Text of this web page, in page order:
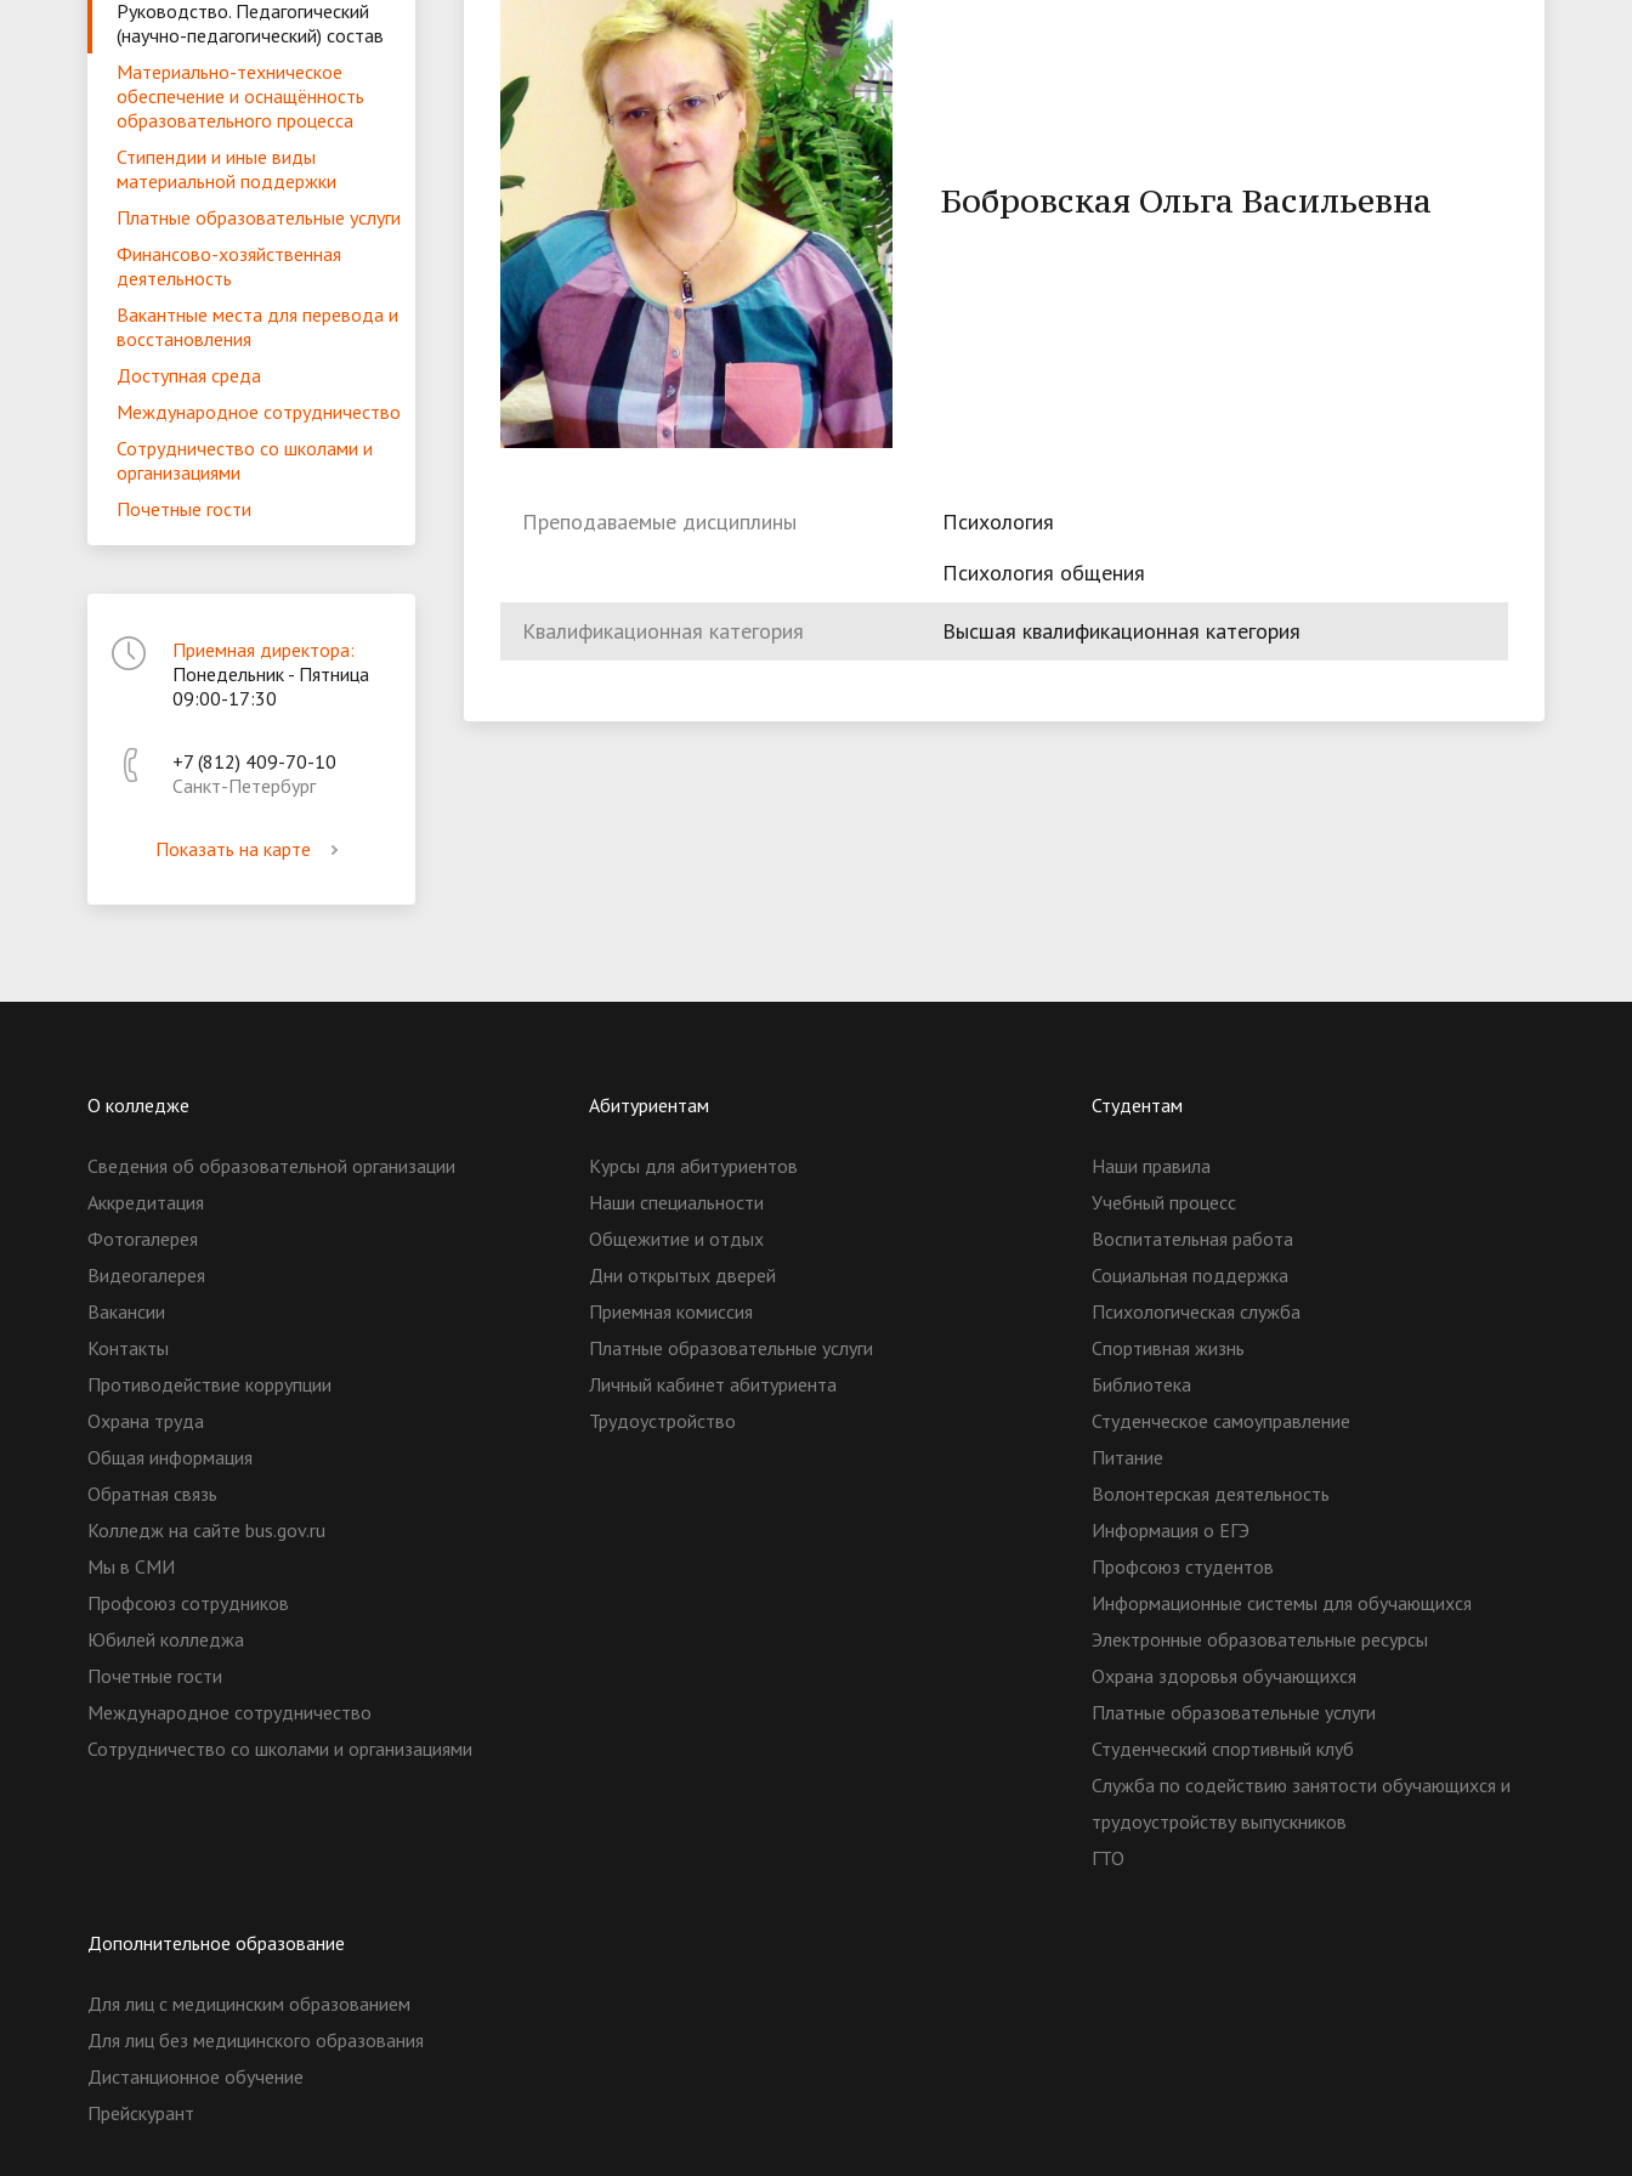
организациями
ГТО
Руководство. Педагогический
(научно-педагогический) состав
Материально-техническое
обеспечение и оснащённость
образовательного процесса
Стипендии и иные виды
материальной поддержки
Платные образовательные услуги
Финансово-хозяйственная
деятельность
Вакантные места для перевода и
восстановления
Доступная среда
Международное сотрудничество
Сотрудничество со школами и
организациями
Почетные гости
Приемная директора:
Понедельник - Пятница
09:00-17:30
+7 (812) 409-70-10
Санкт-Петербург
Показать на карте
Бобровская Ольга Васильевна
Преподаваемые дисциплины
Психология
Психология общения
Квалификационная категория Высшая квалификационная категория
О колледже
Сведения об образовательной организации
Аккредитация
Фотогалерея
Видеогалерея
Вакансии
Контакты
Противодействие коррупции
Охрана труда
Общая информация
Обратная связь
Колледж на сайте bus.gov.ru
Мы в СМИ
Профсоюз сотрудников
Юбилей колледжа
Почетные гости
Международное сотрудничество
Сотрудничество со школами и организациями
Абитуриентам
Курсы для абитуриентов
Наши специальности
Общежитие и отдых
Дни открытых дверей
Приемная комиссия
Платные образовательные услуги
Личный кабинет абитуриента
Трудоустройство
Студентам
Наши правила
Учебный процесс
Воспитательная работа
Социальная поддержка
Психологическая служба
Спортивная жизнь
Библиотека
Студенческое самоуправление
Питание
Волонтерская деятельность
Информация о ЕГЭ
Профсоюз студентов
Информационные системы для обучающихся
Электронные образовательные ресурсы
Охрана здоровья обучающихся
Платные образовательные услуги
Студенческий спортивный клуб
Служба по содействию занятости обучающихся и
трудоустройству выпускников
ГТО
Дополнительное образование
Для лиц с медицинским образованием
Для лиц без медицинского образования
Дистанционное обучение
Прейскурант